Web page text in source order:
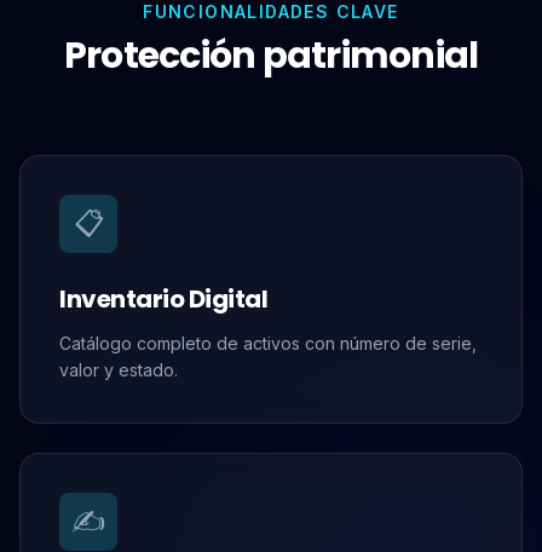
FUNCIONALIDADES CLAVE
Protección patrimonial
📋
Inventario Digital
Catálogo completo de activos con número de serie,
valor y estado.
✍️